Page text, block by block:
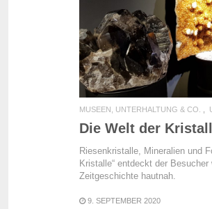
READ
MUSEEN, UNTERHALTUNG & CO.
Die Welt der
Riesenkristalle, Mineralien und
Kristalle“ entdeckt der
Zeitgeschichte hautnah.
9. SEPTEMBER 2020